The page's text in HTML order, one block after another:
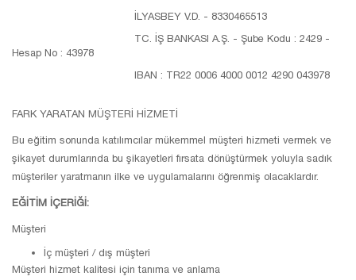
İLYASBEY V.D. - 8330465513
TC. İŞ BANKASI A.Ş. - Şube Kodu : 2429 -
Hesap No : 43978
IBAN : TR22 0006 4000 0012 4290 043978
FARK YARATAN MÜŞTERİ HİZMETİ
Bu eğitim sonunda katılımcılar mükemmel müşteri hizmeti vermek ve
şikayet durumlarında bu şikayetleri fırsata dönüştürmek yoluyla sadık
müşteriler yaratmanın ilke ve uygulamalarını öğrenmiş olacaklardır.
EĞİTİM İÇERİĞİ:
Müşteri
İç müşteri / dış müşteri
Müşteri hizmet kalitesi için tanıma ve anlama